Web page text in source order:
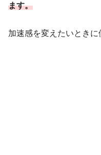
ます。
加速感を変えたいときに